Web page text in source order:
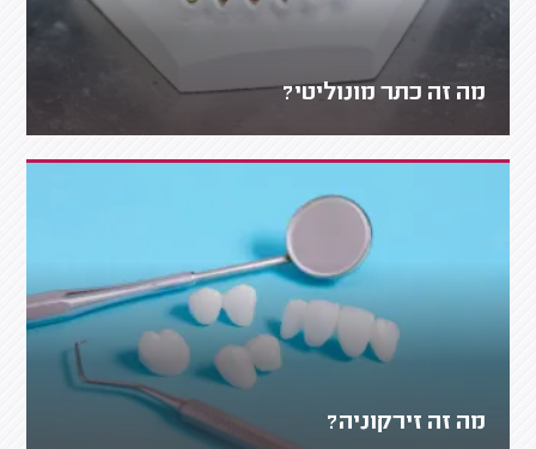
מה זה כתר מונוליטי?
מה זה זירקוניה?